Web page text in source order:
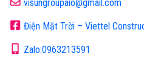
visungroupaio@gmail.com
Điện Mặt Trời – Viettel
Zalo:0963213591